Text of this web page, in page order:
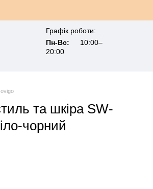
Графік роботи:
Пн-Вс:
10:00–
20:00
та шкіра SW-
чорний